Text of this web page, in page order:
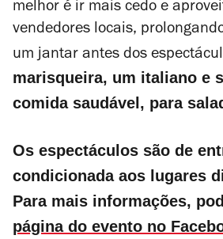
melhor é ir mais cedo e
vendedores locais,
um jantar antes dos
marisqueira, um italiano e
comida saudável, para
Os espectáculos são de
condicionada aos lugares
Para mais informações,
página do evento no